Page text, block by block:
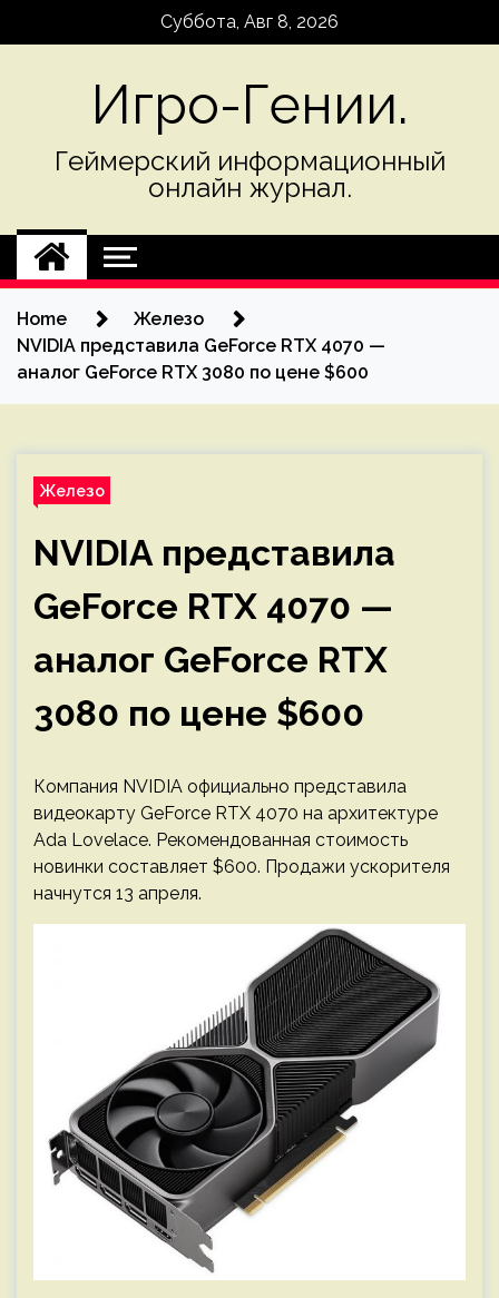
Суббота, Авг 8, 2026
Игро-Гении.
Геймерский информационный
онлайн журнал.
Home
Железо
NVIDIA представила GeForce RTX 4070 —
аналог GeForce RTX 3080 по цене $600
Железо
NVIDIA представила
GeForce RTX 4070 —
аналог GeForce RTX
3080 по цене $600
Компания NVIDIA официально представила
видеокарту GeForce RTX 4070 на архитектуре
Ada Lovelace. Рекомендованная стоимость
новинки составляет $600. Продажи ускорителя
начнутся 13 апреля.